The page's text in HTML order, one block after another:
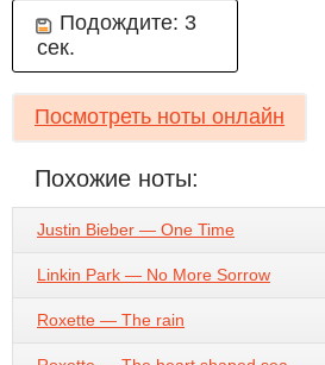
Подождите: 3
сек.
Посмотреть ноты онлайн
Похожие ноты:
Justin Bieber — One Time
Linkin Park — No More Sorrow
Roxette — The rain